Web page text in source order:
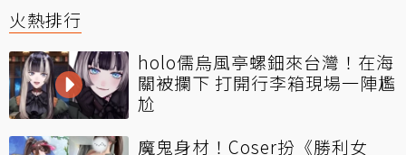
火熱排行
holo儒烏風亭螺鈿來台灣！在海
關被攔下 打開行李箱現場一陣尷
尬
魔鬼身材！Coser扮《勝利女